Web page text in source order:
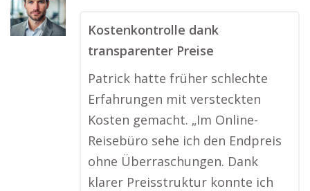
Kostenkontrolle dank
transparenter Preise
Patrick hatte früher schlechte
Erfahrungen mit versteckten
Kosten gemacht. „Im Online-
Reisebüro sehe ich den Endpreis
ohne Überraschungen. Dank
klarer Preisstruktur konnte ich